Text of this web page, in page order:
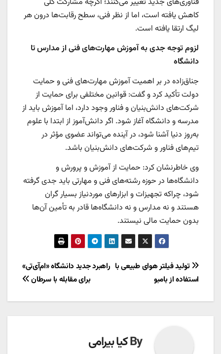
کاهش یافته است، اما از نظر فنی، سطح رقابت‌ها درون هر
لیگ ارتقا یافته است.
لزوم توجه جدی به آموزش مهارت‌های فنی از مدارس تا
دانشگاه
جناق‌زاده در بر اهمیت آموزش مهارت‌های فنی و حمایت
دولت تأکید کرد و گفت: قوانین مختلفی برای حمایت از
شرکت‌های دانش‌بنیان و فناور وجود دارد، اما آموزش باید از
مدرسه و دانشگاه آغاز شود. اگر دانش‌آموز از ابتدا با علوم
به‌روز دنیا آشنا شود، در آینده می‌تواند عضوی مؤثر در
تیم‌های فناور و شرکت‌های دانش‌بنیان باشد.
وی خاطرنشان کرد: حمایت از آموزش و پرورش و
دانشگاه‌ها در حوزه رشته‌های فنی و مهارتی باید جدی گرفته
شود، چراکه تجهیزات و ابزارهای موردنیاز بسیار گران
هستند و نه مدارس و نه دانشگاه‌ها قادر به تأمین آن‌ها
بدون حمایت مالی نیستند.
راهبری
نوشته
راهبرد جدید دانشگاه «ام‌آی‌تی»
برای مقابله با سرطان
تولید فیلتر هوای طبیعی با
استفاده از بامبو
Byکیا بیرامی